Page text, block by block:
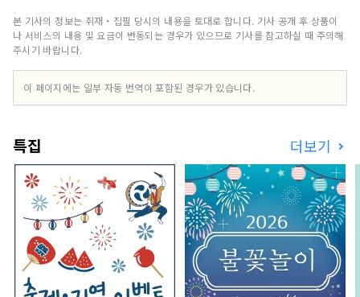
본 기사의 정보는 취재・집필 당시의 내용을 토대로 합니다. 기사 공개 후 상품이
나 서비스의 내용 및 요금이 변동되는 경우가 있으므로 기사를 참고하실 때 주의해
주시기 바랍니다.
이 페이지에는 일부 자동 번역이 포함된 경우가 있습니다.
특집 더보기